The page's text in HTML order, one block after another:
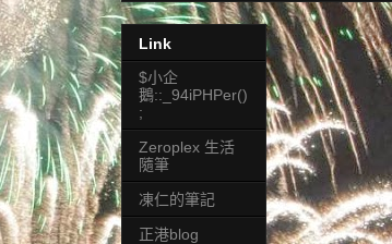
Link
$小企
鵝::_94iPHPer()
;
Zeroplex 生活
隨筆
凍仁的筆記
正港blog